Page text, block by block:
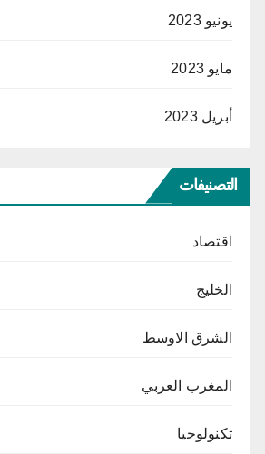
يونيو 2023
مايو 2023
أبريل 2023
التصنيفات
اقتصاد
الخليج
الشرق الاوسط
المغرب العربي
تكنولوجيا